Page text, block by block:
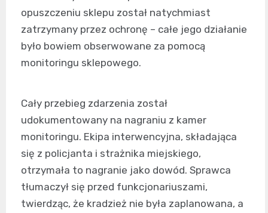
opuszczeniu sklepu został natychmiast
zatrzymany przez ochronę – całe jego działanie
było bowiem obserwowane za pomocą
monitoringu sklepowego.
Cały przebieg zdarzenia został
udokumentowany na nagraniu z kamer
monitoringu. Ekipa interwencyjna, składająca
się z policjanta i strażnika miejskiego,
otrzymała to nagranie jako dowód. Sprawca
tłumaczył się przed funkcjonariuszami,
twierdząc, że kradzież nie była zaplanowana, a